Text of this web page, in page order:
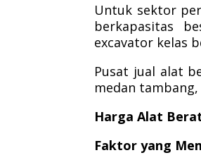
Untuk sektor
berkapasitas
excavator kelas
Pusat jual alat
medan
Harga Alat
Faktor yang